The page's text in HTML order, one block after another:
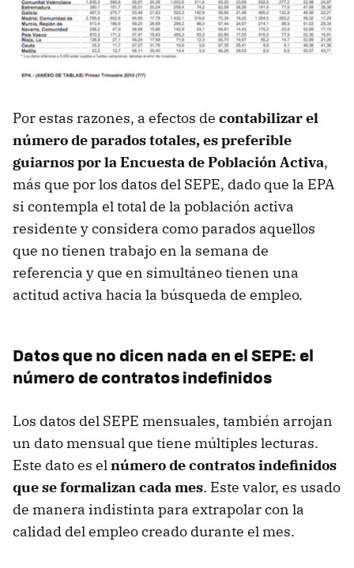
Por estas razones, a efectos de contabilizar el
número de parados totales, es preferible
guiarnos por la Encuesta de Población Activa,
más que por los datos del SEPE, dado que la EPA
si contempla el total de la población activa
residente y considera como parados aquellos
que no tienen trabajo en la semana de
referencia y que en simultáneo tienen una
actitud activa hacia la búsqueda de empleo.
Datos que no dicen nada en el SEPE: el
número de contratos indefinidos
Los datos del SEPE mensuales, también arrojan
un dato mensual que tiene múltiples lecturas.
Este dato es elnúmero de contratos indefinidos
que se formalizan cada mes. Este valor, es usado
de manera indistinta para extrapolar con la
calidad del empleo creado durante el mes.